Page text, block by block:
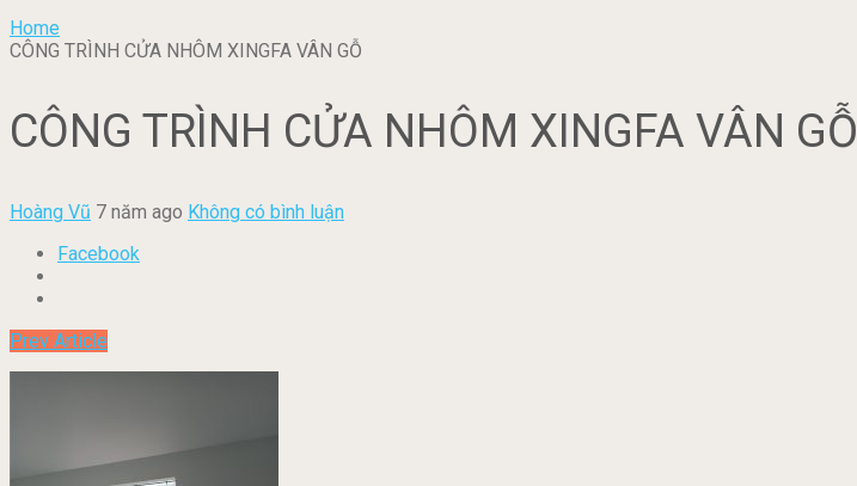
Home
CÔNG TRÌNH CỬA NHÔM XINGFA VÂN GỖ
CÔNG TRÌNH CỬA NHÔM XINGFA VÂN GỖ
Hoàng Vũ 7 năm ago Không có bình luận
Facebook
Prev Article